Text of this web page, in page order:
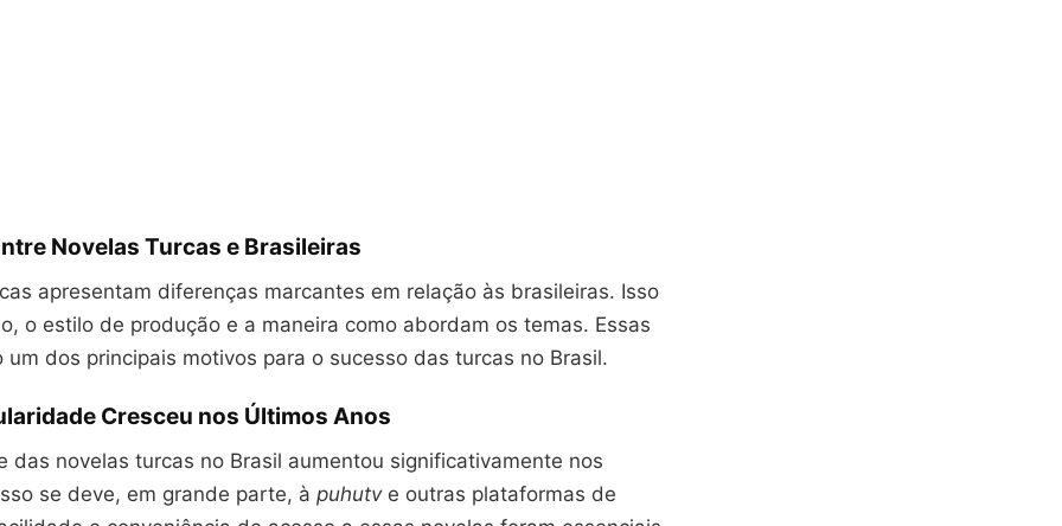
Novelas Turcas e Brasileiras
apresentam diferenças marcantes em relação às brasileiras. Isso
o estilo de produção e a maneira como abordam os temas. Essas
um dos principais motivos para o sucesso das turcas no Brasil.
Cresceu nos Últimos Anos
das novelas turcas no Brasil aumentou significativamente nos
se deve, em grande parte, à puhutve outras plataformas de